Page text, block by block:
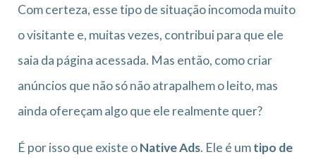
Com certeza, esse tipo de situação incomoda muito
o visitante e, muitas vezes, contribui para que ele
saia da página acessada. Mas então, como criar
anúncios que não só não atrapalhem o leito, mas
ainda ofereçam algo que ele realmente quer?
É por isso que existe oNative Ads. Ele é umtipo de